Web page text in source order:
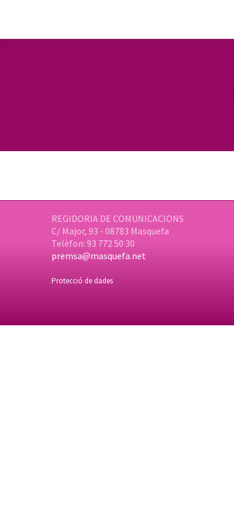
REGIDORIA DE COMUNICACIONS
C/ Major, 93 - 08783 Masquefa
Telèfon: 93 772 50 30
premsa@masquefa.net
Protecció de dades